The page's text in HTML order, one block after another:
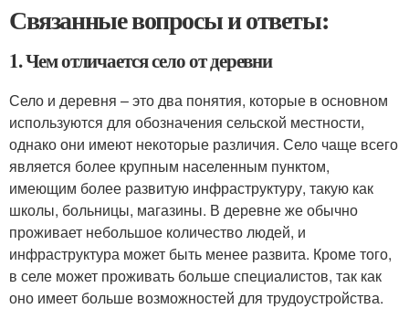
Связанные вопросы и ответы:
1. Чем отличается село от деревни
Село и деревня – это два понятия, которые в основном
используются для обозначения сельской местности,
однако они имеют некоторые различия. Село чаще всего
является более крупным населенным пунктом,
имеющим более развитую инфраструктуру, такую как
школы, больницы, магазины. В деревне же обычно
проживает небольшое количество людей, и
инфраструктура может быть менее развита. Кроме того,
в селе может проживать больше специалистов, так как
оно имеет больше возможностей для трудоустройства.